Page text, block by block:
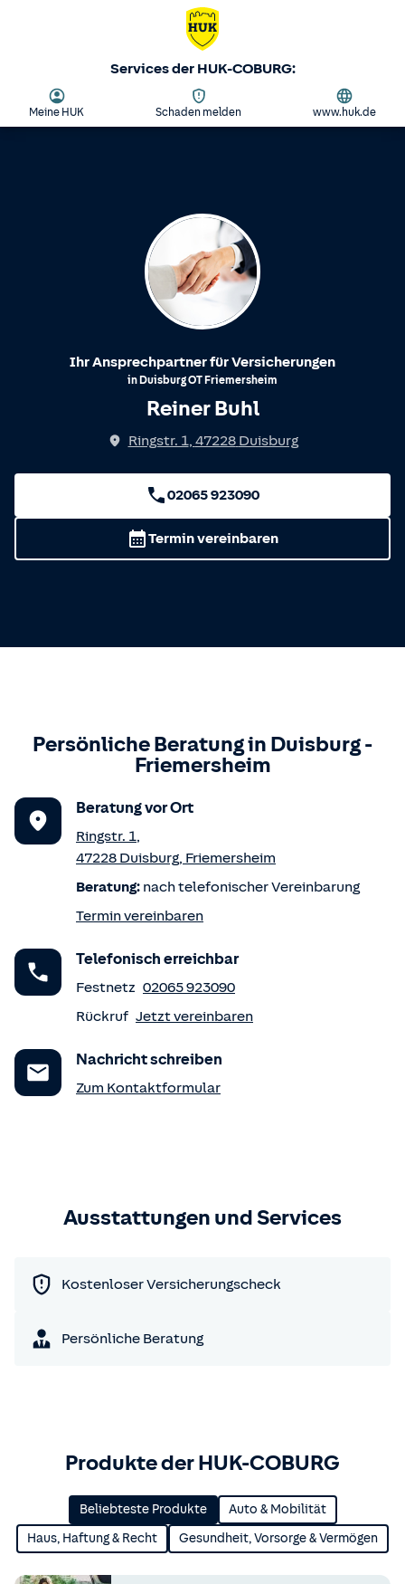
Services der HUK-COBURG:
Meine HUK Schaden melden www.huk.de
Ihr Ansprechpartner für Versicherungen
in DuisburgOT Friemersheim
Reiner Buhl
Ringstr. 1, 47228 Duisburg
02065 923090
Termin vereinbaren
Persönliche Beratung in Duisburg-
Friemersheim
Beratung vor Ort
Ringstr. 1,
47228 Duisburg, Friemersheim
Beratung: nach telefonischer Vereinbarung
Termin vereinbaren
Telefonisch erreichbar
Festnetz 02065 923090
Rückruf Jetzt vereinbaren
Nachricht schreiben
Zum Kontaktformular
Ausstattungen und Services
Kostenloser Versicherungscheck
Persönliche Beratung
Produkte der HUK-COBURG
Beliebteste Produkte Auto & Mobilität
Haus, Haftung & Recht Gesundheit, Vorsorge & Vermögen